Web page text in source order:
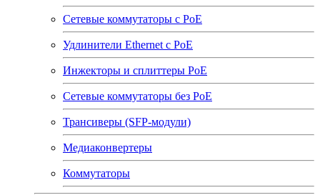
Сетевые коммутаторы с РоЕ
Удлинители Ethernet с PoE
Инжекторы и сплиттеры РоЕ
Сетевые коммутаторы без РоЕ
Трансиверы (SFP-модули)
Медиаконвертеры
Коммутаторы